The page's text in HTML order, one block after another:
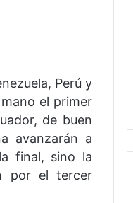
Perú y
el primer
de buen
avanzarán a
final, sino la
por el tercer